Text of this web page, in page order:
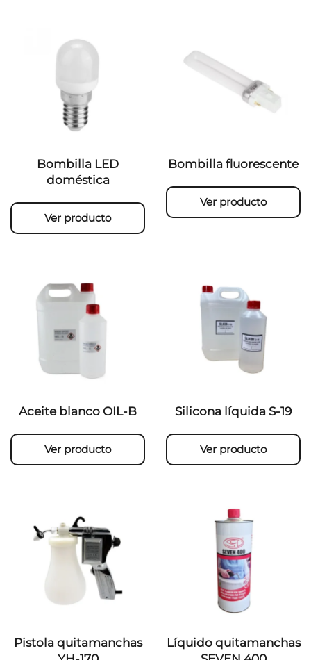
Bombilla LED
doméstica
Ver producto
Bombilla fluorescente
Ver producto
Aceite blanco OIL-B
Ver producto
Silicona líquida S-19
Ver producto
Pistola quitamanchas
Líquido quitamanchas